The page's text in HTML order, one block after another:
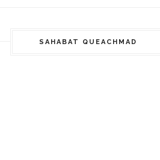
SAHABAT QUEACHMAD